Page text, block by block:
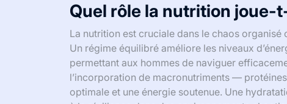
Quel rôle la nutrition joue-
La nutrition est cruciale dans le chaos
Un régime équilibré améliore les niveaux
permettant aux hommes de naviguer
l’incorporation de macronutriments —
optimale et une énergie soutenue. Une